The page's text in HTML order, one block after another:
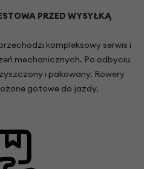
PRZED WYSYŁKĄ
kompleksowy serwis i
mechanicznych. Po odbyciu
i pakowany. Rowery
gotowe do jazdy.